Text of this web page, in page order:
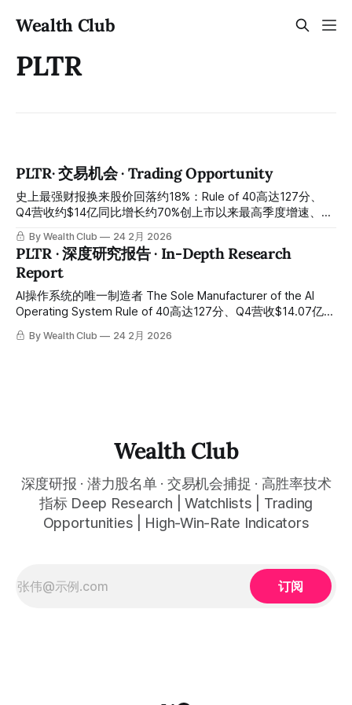
Wealth Club
PLTR
PLTR· 交易机会 · Trading Opportunity
史上最强财报换来股价回落约18%：Rule of 40高达127分、
Q4营收约$14亿同比增长约70%创上市以来最高季度增速、美
国商业营收同比增长约137%、2026全年指引约$71.9亿超华尔
街预期约$10亿、自由现金流指引约$40亿超预期约$10亿、美
国商业剩余合同价值同比增长约145%——史上最强财报换来
股价从约$150回落至约$127、跌幅约15%至18%：情绪与基本
面彻底背离，AI操作系统王者的主升浪中途换手洗盘，绝佳重
仓窗口正在开启 The strongest earnings report in history has
127 points, Q4 revenue of
By Wealth Club 24 2月 2026
PLTR · 深度研究报告 · In-Depth Research
Report
AI操作系统的唯一制造者 The Sole Manufacturer of the AI
Operating System Rule of 40高达127分、Q4营收$14.07亿同
比增长70%创上市以来最高季度增速、美国商业营收同比增长
137%、2026全年指引$71.9亿大幅超华尔街预期$10亿、自由
By Wealth Club 24 2月 2026
Wealth Club
深度研报 · 潜力股名单 · 交易机会捕捉 · 高胜率技术
指标 Deep Research | Watchlists | Trading
Opportunities | High-Win-Rate Indicators
订阅